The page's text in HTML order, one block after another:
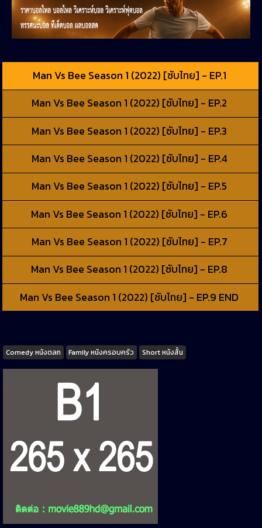
Man Vs Bee Season 1 (2022) [ซับไทย] - EP.1
Man Vs Bee Season 1 (2022) [ซับไทย] - EP.2
Man Vs Bee Season 1 (2022) [ซับไทย] - EP.3
Man Vs Bee Season 1 (2022) [ซับไทย] - EP.4
Man Vs Bee Season 1 (2022) [ซับไทย] - EP.5
Man Vs Bee Season 1 (2022) [ซับไทย] - EP.6
Man Vs Bee Season 1 (2022) [ซับไทย] - EP.7
Man Vs Bee Season 1 (2022) [ซับไทย] - EP.8
Man Vs Bee Season 1 (2022) [ซับไทย] - EP.9 END
Tags
Comedy หนังตลก Family หนังครอบครัว Short หนังสั้น